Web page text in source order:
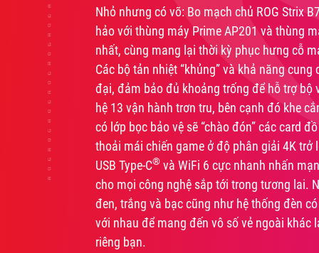
Nhỏ nhưng có võ: Bo mạch chủ ROG Strix
hảo với thùng máy Prime AP201 và thùng
nhất, cùng mang lại thời kỳ phục hưng cỗ
Các bộ tản nhiệt “khủng” và khả năng
đại, đảm bảo đủ khoảng trống để hỗ trợ bộ
hệ 13 vận hành trơn tru, bên cạnh đó khe
có lớp bọc bảo vệ sẽ “chào đón” các card
thoải mái chiến game ở độ phân giải 4K trở
USB Type-C® và WiFi 6 cực nhanh nhấn
cho mọi công nghệ sắp tới trong tương lai.
đen, trắng và bạc cũng như hệ thống đèn
với nhau để mang đến vô số vẻ ngoài khác
riêng bạn.